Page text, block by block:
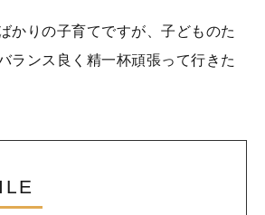
かりの子育てですが、子どものた
ランス良く精一杯頑張って行きた